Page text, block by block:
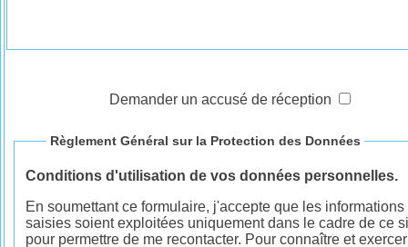
Demander un accusé de réception
Règlement Général sur la Protection des Données
Conditions d'utilisation de vos données personnelles.
En soumettant ce formulaire, j'accepte que les informations
saisies soient exploitées uniquement dans le cadre de ce
pour permettre de me recontacter. Pour connaître et